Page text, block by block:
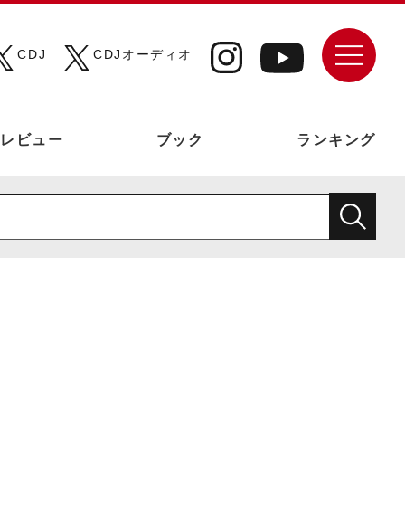
CDJ
CDJオーディオ
レビュー ブック ランキング